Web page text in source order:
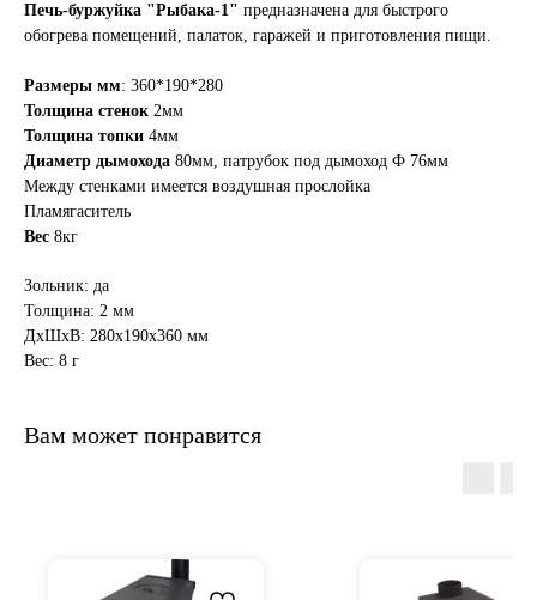
Печь-буржуйка "Рыбака-1" предназначена для быстрого
обогрева помещений, палаток, гаражей и приготовления пищи.
Размеры мм: 360*190*280
Толщина стенок 2мм
Толщина топки 4мм
Диаметр дымохода 80мм, патрубок под дымоход Ф 76мм
Между стенками имеется воздушная прослойка
Пламягаситель
Вес 8кг
Зольник: да
Толщина: 2 мм
ДxШxВ: 280x190x360 мм
Вес: 8 г
Вам может понравится